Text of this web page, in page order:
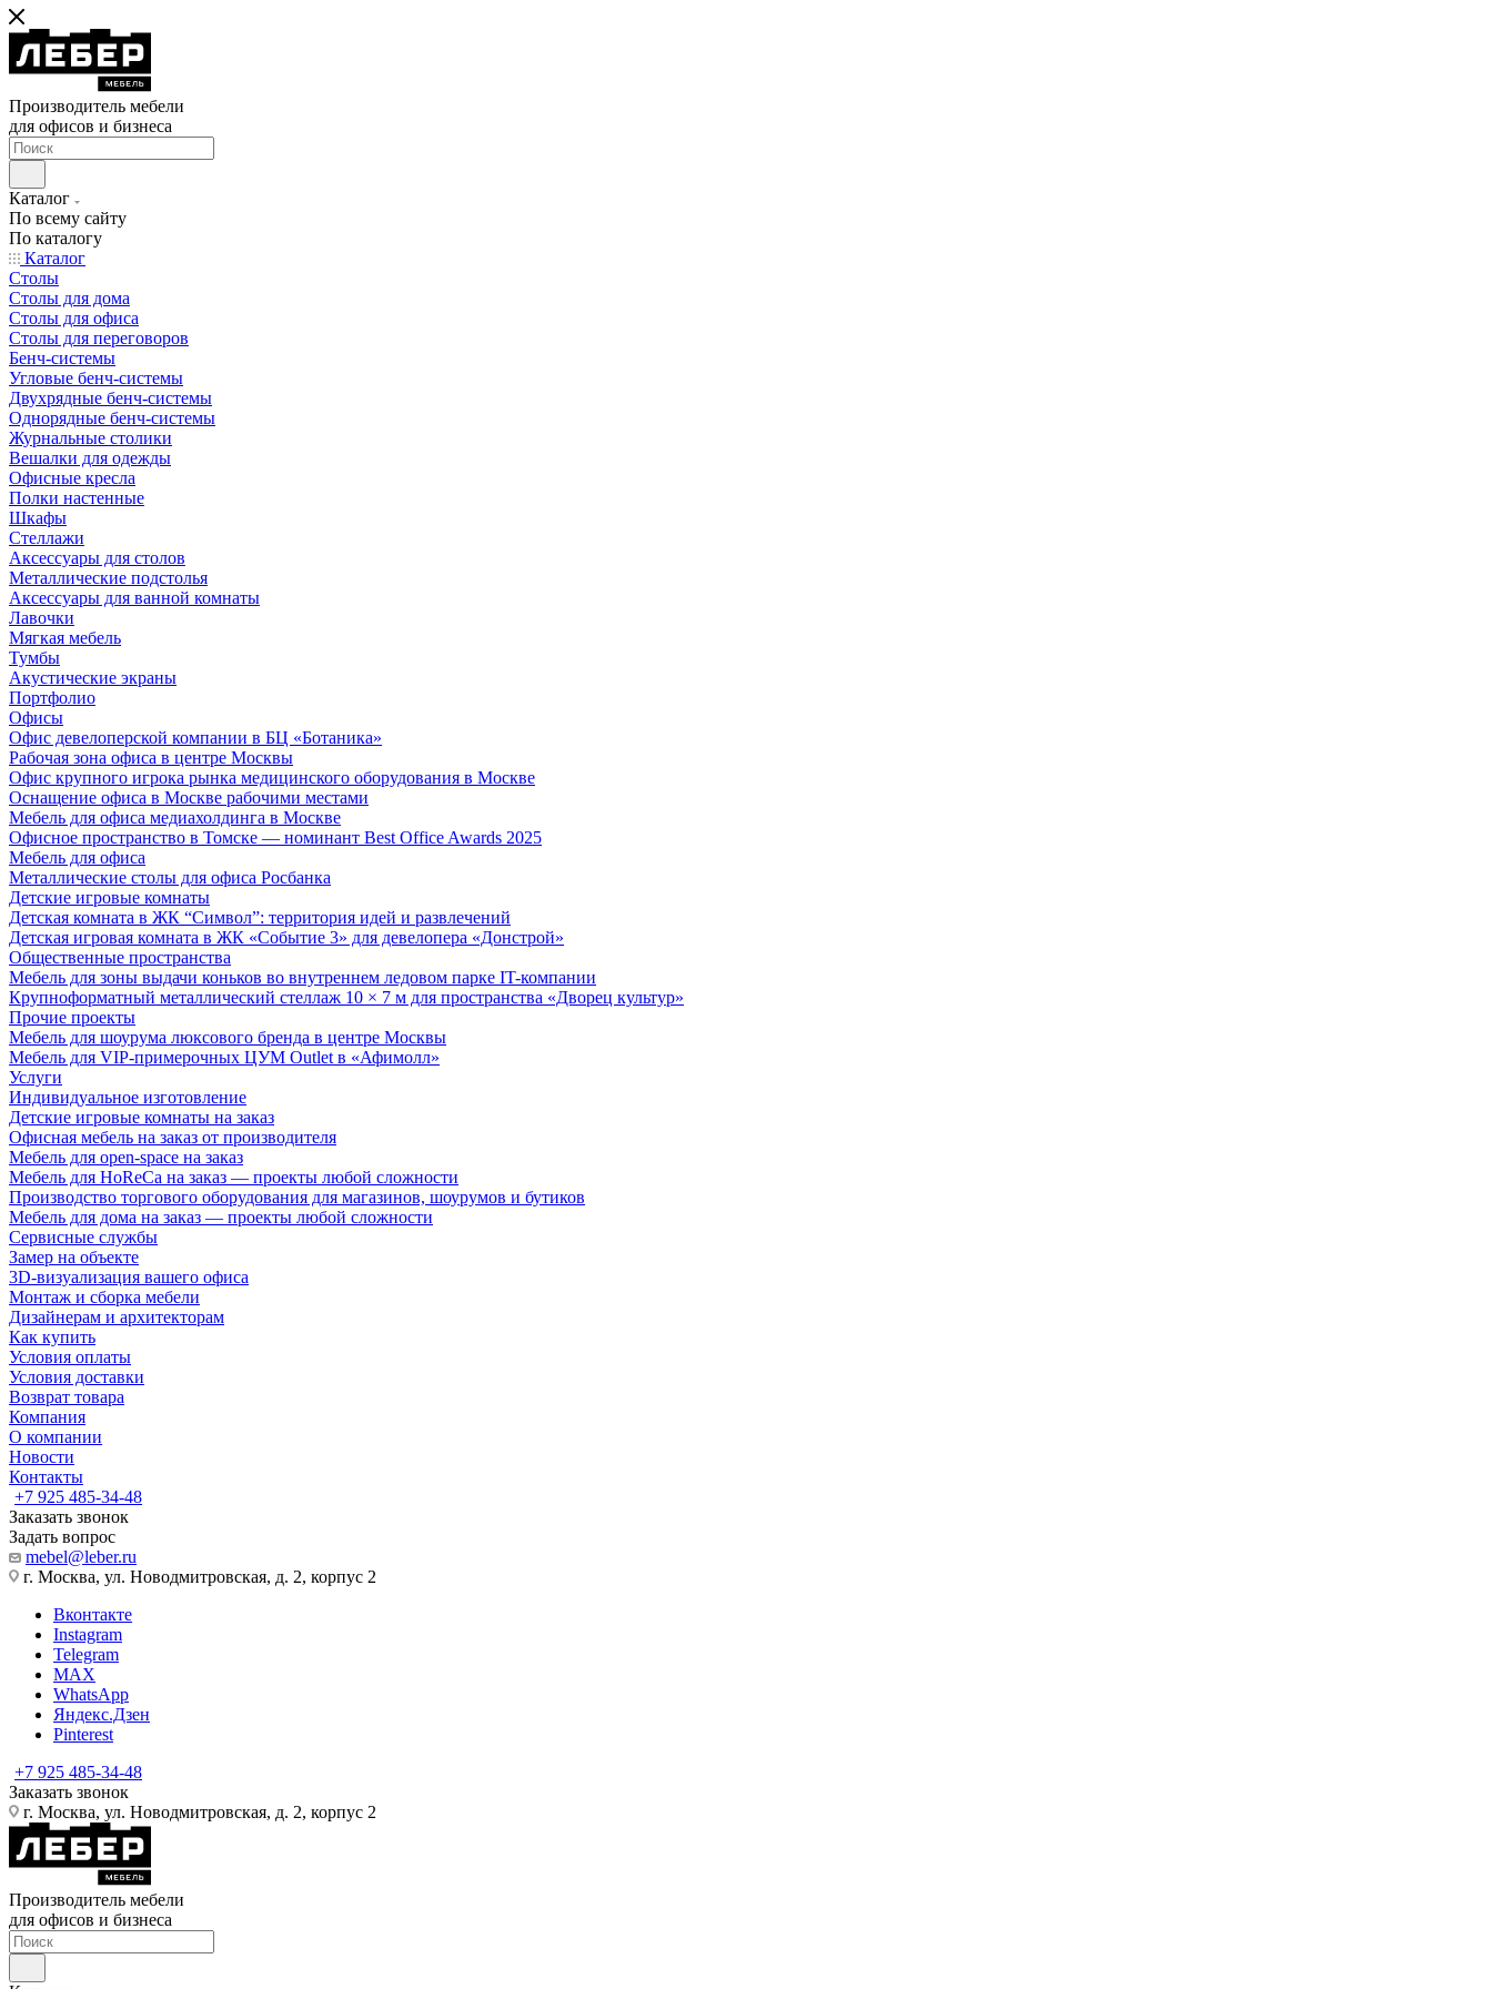
Производитель мебели
для офисов и бизнеса
Каталог
По всему сайту
По каталогу
Каталог
Столы
Столы для дома
Столы для офиса
Столы для переговоров
Бенч-системы
Угловые бенч-системы
Двухрядные бенч-системы
Однорядные бенч-системы
Журнальные столики
Вешалки для одежды
Офисные кресла
Полки настенные
Шкафы
Стеллажи
Аксессуары для столов
Металлические подстолья
Аксессуары для ванной комнаты
Лавочки
Мягкая мебель
Тумбы
Акустические экраны
Портфолио
Офисы
Офис девелоперской компании в БЦ «Ботаника»
Рабочая зона офиса в центре Москвы
Офис крупного игрока рынка медицинского оборудования в Москве
Оснащение офиса в Москве рабочими местами
Мебель для офиса медиахолдинга в Москве
Офисное пространство в Томске — номинант Best Office Awards 2025
Мебель для офиса
Металлические столы для офиса Росбанка
Детские игровые комнаты
Детская комната в ЖК “Символ”: территория идей и развлечений
Детская игровая комната в ЖК «Событие 3» для девелопера «Донстрой»
Общественные пространства
Мебель для зоны выдачи коньков во внутреннем ледовом парке IT-компании
Крупноформатный металлический стеллаж 10 × 7 м для пространства «Дворец культур»
Прочие проекты
Мебель для шоурума люксового бренда в центре Москвы
Мебель для VIP-примерочных ЦУМ Outlet в «Афимолл»
Услуги
Индивидуальное изготовление
Детские игровые комнаты на заказ
Офисная мебель на заказ от производителя
Мебель для open-space на заказ
Мебель для HoReCa на заказ — проекты любой сложности
Производство торгового оборудования для магазинов, шоурумов и бутиков
Мебель для дома на заказ — проекты любой сложности
Сервисные службы
Замер на объекте
3D-визуализация вашего офиса
Монтаж и сборка мебели
Дизайнерам и архитекторам
Как купить
Условия оплаты
Условия доставки
Возврат товара
Компания
О компании
Новости
Контакты
+7 925 485-34-48
Заказать звонок
Задать вопрос
mebel@leber.ru
г. Москва, ул. Новодмитровская, д. 2, корпус 2
Вконтакте
Instagram
Telegram
MAX
WhatsApp
Яндекс.Дзен
Pinterest
+7 925 485-34-48
Заказать звонок
г. Москва, ул. Новодмитровская, д. 2, корпус 2
Производитель мебели
для офисов и бизнеса